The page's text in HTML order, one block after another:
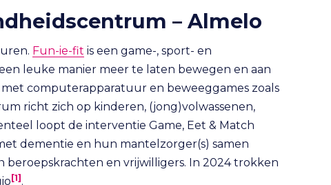
– Almelo
Fun-ie-fit is een game-, sport- en
leuke manier meer te laten bewegen en aan
computerapparatuur en beweeggames zoals
richt zich op kinderen, (jong)volwassenen,
loopt de interventie Game, Eet & Match
dementie en hun mantelzorger(s) samen
beroepskrachten en vrijwilligers. In 2024 trokken
[1] .